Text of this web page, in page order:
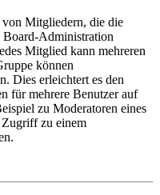
Mitgliedern, die die
Administration
Mitglied kann mehreren
können
Dies erleichtert es den
für mehrere Benutzer auf
zu Moderatoren eines
Zugriff zu einem